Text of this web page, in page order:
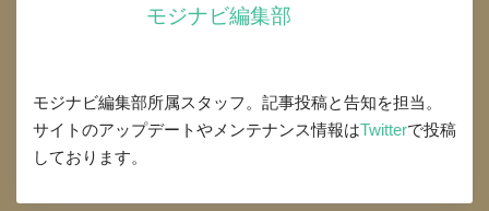
モジナビ編集部
モジナビ編集部所属スタッフ。記事投稿と告知を担当。
サイトのアップデートやメンテナンス情報はTwitterで投稿
しております。